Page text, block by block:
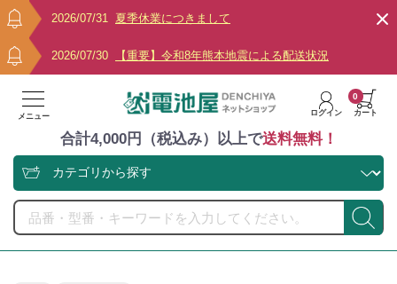
2026/07/31 夏季休業につきまして
2026/07/30 【重要】令和8年熊本地震による配送状況
メニュー ログイン カート
0
合計4,000円（税込み）以上で送料無料！